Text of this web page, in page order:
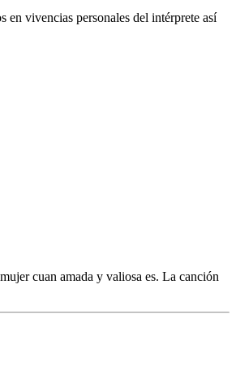
en vivencias personales del intérprete así
cuan amada y valiosa es. La canción